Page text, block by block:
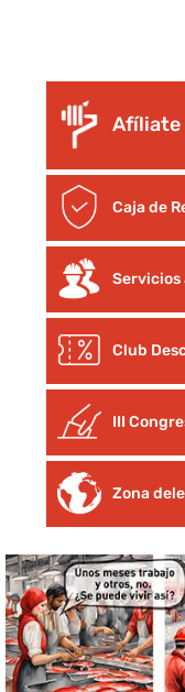
Afíliate
Caja de
Servicios
Club
III
Zona